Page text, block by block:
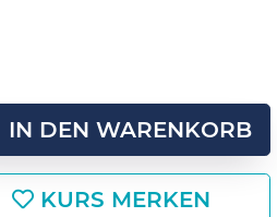
IN DEN WARENKORB
KURS MERKEN